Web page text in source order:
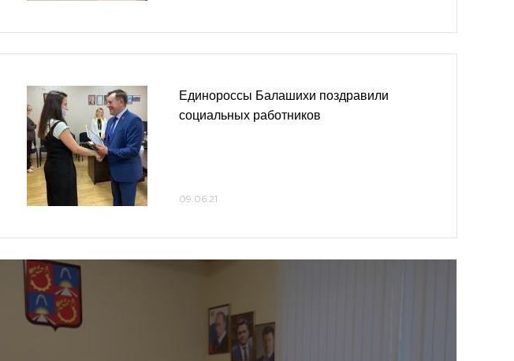
Единороссы Балашихи поздравили
социальных работников
09.06.21